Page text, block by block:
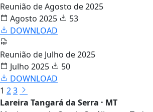
Reunião de Agosto de 2025
Agosto 2025
53
DOWNLOAD
Reunião de Julho de 2025
Julho 2025
50
DOWNLOAD
1 23
Lareira Tangará da Serra · MT